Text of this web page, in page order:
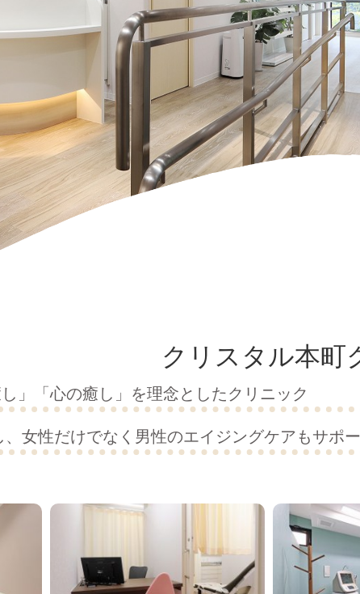
クリスタル本町
」「心の癒し」を理念としたクリニック
女性だけでなく男性のエイジングケアもサポ